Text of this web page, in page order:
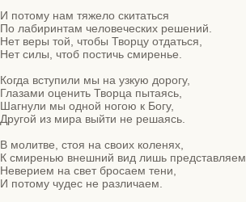
И потому нам тяжело скитаться
По лабиринтам человеческих решений.
Нет веры той, чтобы Творцу отдаться,
Нет силы, чтоб постичь смиренье.
Когда вступили мы на узкую дорогу,
Глазами оценить Творца пытаясь,
Шагнули мы одной ногою к Богу,
Другой из мира выйти не решаясь.
В молитве, стоя на своих коленях,
К смиренью внешний вид лишь
Неверием на свет бросаем тени,
И потому чудес не различаем.